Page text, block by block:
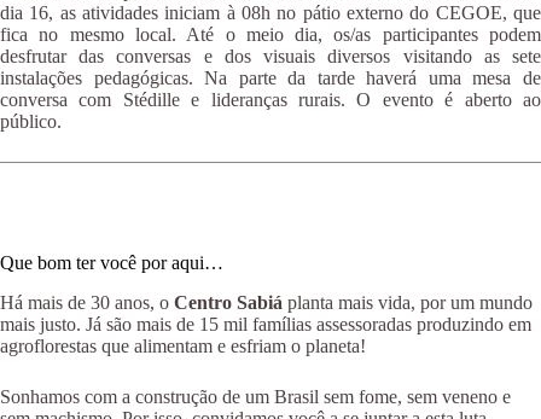
dia 16, as atividades iniciam à 08h no pátio externo do CEGOE, que
fica no mesmo local. Até o meio dia, os/as participantes podem
desfrutar das conversas e dos visuais diversos visitando as sete
instalações pedagógicas. Na parte da tarde haverá uma mesa de
conversa com Stédille e lideranças rurais. O evento é aberto ao
público.
Que bom ter você por aqui…
Há mais de 30 anos, o Centro Sabiá planta mais vida, por um mundo
mais justo. Já são mais de 15 mil famílias assessoradas produzindo em
agroflorestas que alimentam e esfriam o planeta!
Sonhamos com a construção de um Brasil sem fome, sem veneno e